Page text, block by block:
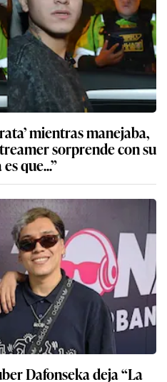
mientras manejaba,
sorprende con su
que...”
Dafonseka deja “La